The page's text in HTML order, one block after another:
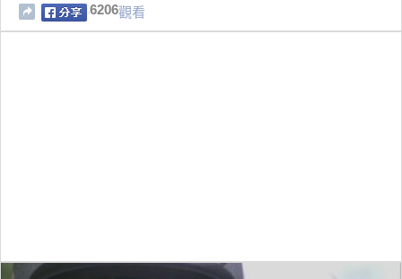
6206觀看